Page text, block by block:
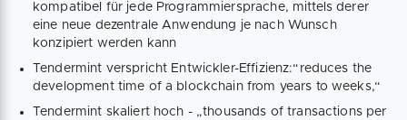
kompatibel für jede Programmiersprache, mittels derer
eine neue dezentrale Anwendung je nach Wunsch
konzipiert werden kann
Tendermint verspricht Entwickler-Effizienz:“reduces the
development time of a blockchain from years to weeks,“
Tendermint skaliert hoch - „thousands of transactions per